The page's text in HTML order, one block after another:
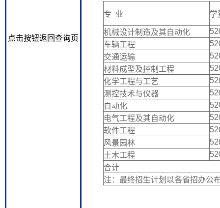
点击按钮返回查询页
专 业 学
机械设计制造及其自动化
车辆工程
交通运输
材料成型及控制工程
化学工程与工艺
测控技术与仪器
自动化
电气工程及其自动化
软件工程
风景园林
土木工程
合计
注：最终招生计划以各省招办公